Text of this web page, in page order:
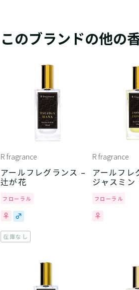
このブランドの他の
R fragrance
アールフレグランス –
辻が花
フローラル
在庫なし
R fragrance
アールフレ
ジャスミン
フローラル